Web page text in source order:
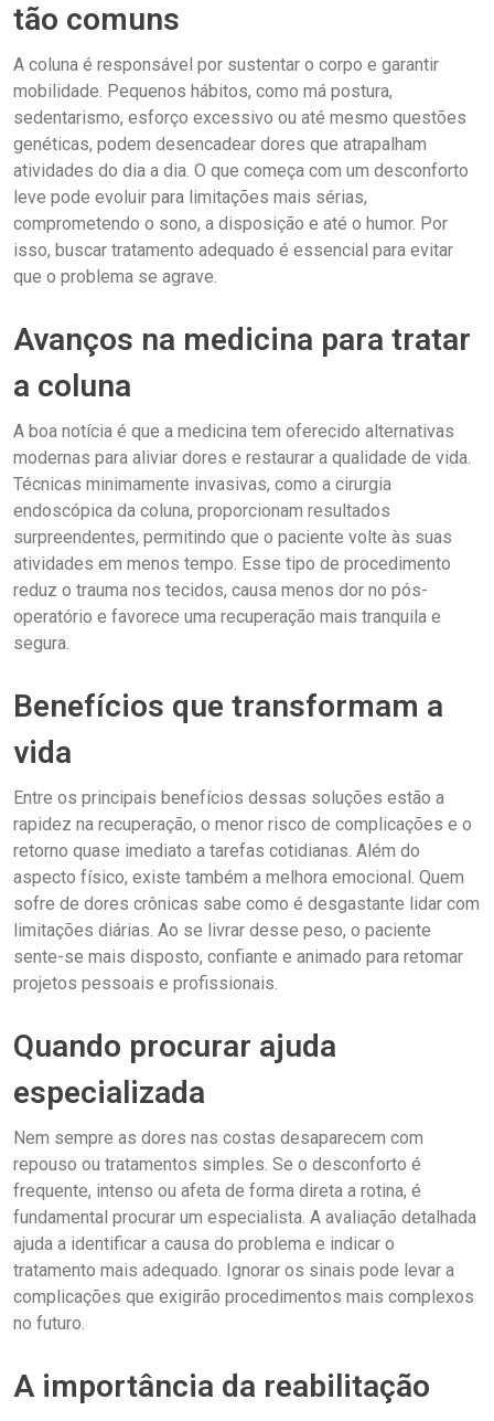
tão comuns
A coluna é responsável por sustentar o corpo e garantir
mobilidade. Pequenos hábitos, como má postura,
sedentarismo, esforço excessivo ou até mesmo questões
genéticas, podem desencadear dores que atrapalham
atividades do dia a dia. O que começa com um desconforto
leve pode evoluir para limitações mais sérias,
comprometendo o sono, a disposição e até o humor. Por
isso, buscar tratamento adequado é essencial para evitar
que o problema se agrave.
Avanços na medicina para tratar
a coluna
A boa notícia é que a medicina tem oferecido alternativas
modernas para aliviar dores e restaurar a qualidade de vida.
Técnicas minimamente invasivas, como a cirurgia
endoscópica da coluna, proporcionam resultados
surpreendentes, permitindo que o paciente volte às suas
atividades em menos tempo. Esse tipo de procedimento
reduz o trauma nos tecidos, causa menos dor no pós-
operatório e favorece uma recuperação mais tranquila e
segura.
Benefícios que transformam a
vida
Entre os principais benefícios dessas soluções estão a
rapidez na recuperação, o menor risco de complicações e o
retorno quase imediato a tarefas cotidianas. Além do
aspecto físico, existe também a melhora emocional. Quem
sofre de dores crônicas sabe como é desgastante lidar com
limitações diárias. Ao se livrar desse peso, o paciente
sente-se mais disposto, confiante e animado para retomar
projetos pessoais e profissionais.
Quando procurar ajuda
especializada
Nem sempre as dores nas costas desaparecem com
repouso ou tratamentos simples. Se o desconforto é
frequente, intenso ou afeta de forma direta a rotina, é
fundamental procurar um especialista. A avaliação detalhada
ajuda a identificar a causa do problema e indicar o
tratamento mais adequado. Ignorar os sinais pode levar a
complicações que exigirão procedimentos mais complexos
no futuro.
A importância da reabilitação